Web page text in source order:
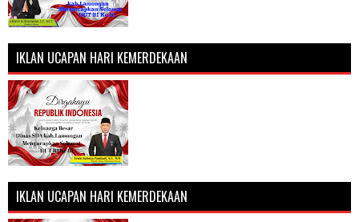
IKLAN UCAPAN HARI KEMERDEKAAN
IKLAN UCAPAN HARI KEMERDEKAAN